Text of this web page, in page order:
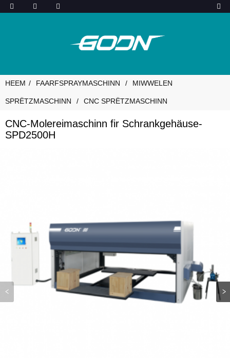
HEEM FAARFSPRAYMASCHINN MIWWELEN
SPRËTZMASCHINN CNC SPRËTZMASCHINN
CNC-Molereimaschinn fir Schrankgehäuse-
SPD2500H